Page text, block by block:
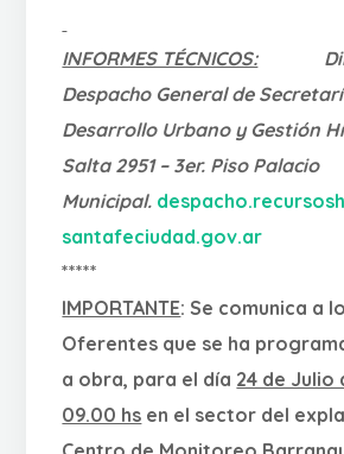
INFORMES TÉCNICOS:
Despacho General de
Desarrollo Urbano y Gestión
Salta 2951 – 3er. Piso Palacio
Municipal.
santafeciudad.gov.ar
*****
IMPORTANTE:Se comunica a
Oferentes que se ha
a obra, para el día 24 de Julio
09.00 hs en el sector del